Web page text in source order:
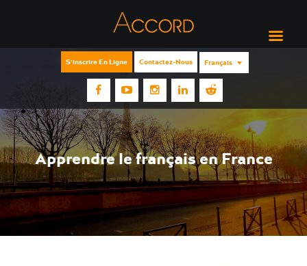
S'inscrire En Ligne Contactez-Nous Français
Apprendre le français en France